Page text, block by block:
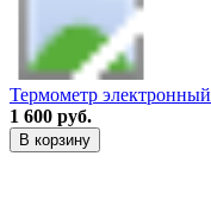
Термометр электронный
1 600 руб.
В корзину